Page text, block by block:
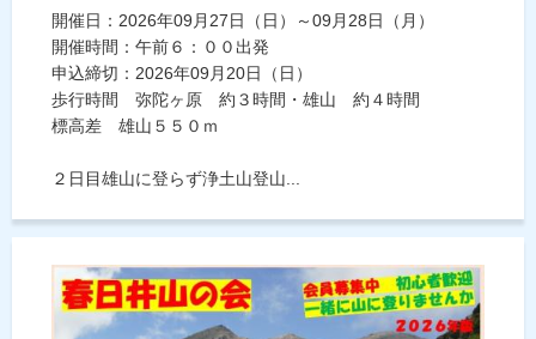
開催日：2026年09月27日（日）～09月28日（月）
開催時間：午前６：００出発
申込締切：2026年09月20日（日）
歩行時間 弥陀ヶ原 約３時間・雄山 約４時間
標高差 雄山５５０ｍ
２日目雄山に登らず浄土山登山...